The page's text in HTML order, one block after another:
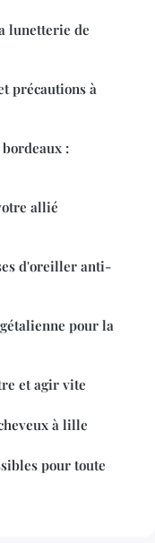
lunetterie de
précautions à
:
allié
d'oreiller anti-
pour la
et agir vite
à lille
pour toute